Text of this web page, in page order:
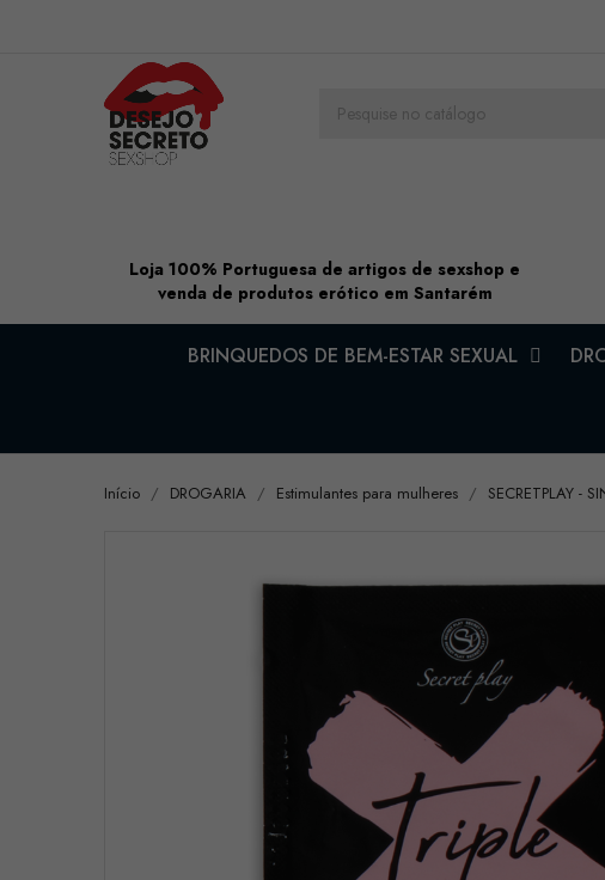
Loja 100% Portuguesa de artigos de sexshop e
venda de produtos erótico em Santarém
BRINQUEDOS DE BEM-ESTAR SEXUAL
Início DROGARIA Estimulantes para mulheres SECRETPLAY -